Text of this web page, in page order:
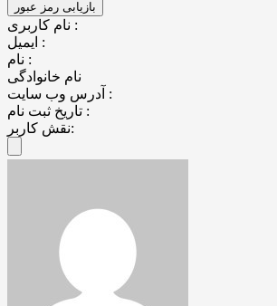
نام کاربری :
ایمیل :
نام :
نام خانوادگی
آدرس وب سایت :
تاریخ ثبت نام :
نقش کاربر: